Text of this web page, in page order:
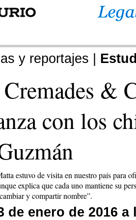
y reportajes |
&
con los
estuvo de visita en nuestro país para
explica que cada uno mantiene su
y compartir nombre”.
de enero de 2016 a